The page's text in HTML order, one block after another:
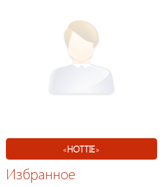
«HOTTIE»
Избранное